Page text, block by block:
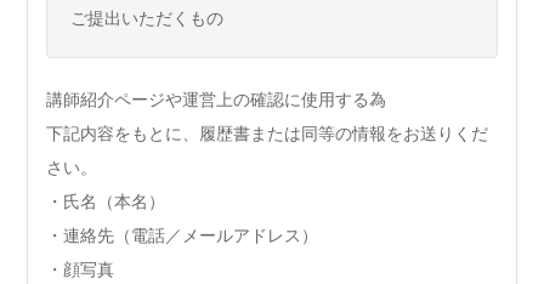
ご提出いただくもの
講師紹介ページや運営上の確認に使用する為
下記内容をもとに、履歴書または同等の情報をお送りくだ
さい。
・氏名（本名）
・連絡先（電話／メールアドレス）
・顔写真